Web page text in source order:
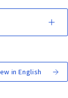
in English